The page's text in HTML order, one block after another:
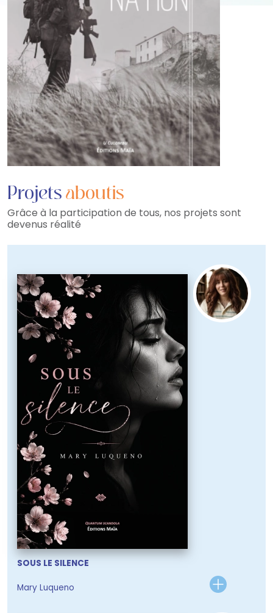
Projetsaboutis
Grâce à la participation de tous, nos projets sont
devenus réalité
SOUS LE SILENCE
Mary Luqueno